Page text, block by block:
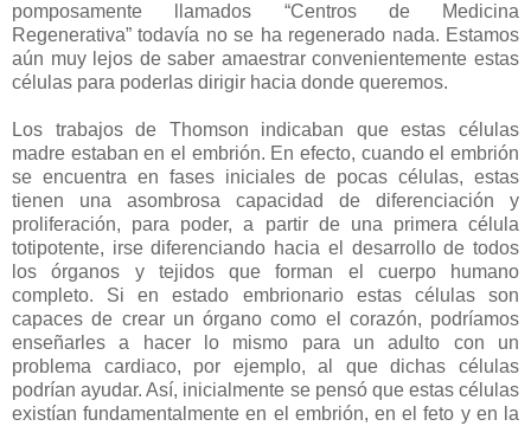
pomposamente llamados “Centros de Medicina
Regenerativa” todavía no se ha regenerado nada. Estamos
aún muy lejos de saber amaestrar convenientemente estas
células para poderlas dirigir hacia donde queremos.
Los trabajos de Thomson indicaban que estas células
madre estaban en el embrión. En efecto, cuando el embrión
se encuentra en fases iniciales de pocas células, estas
tienen una asombrosa capacidad de diferenciación y
proliferación, para poder, a partir de una primera célula
totipotente, irse diferenciando hacia el desarrollo de todos
los órganos y tejidos que forman el cuerpo humano
completo. Si en estado embrionario estas células son
capaces de crear un órgano como el corazón, podríamos
enseñarles a hacer lo mismo para un adulto con un
problema cardiaco, por ejemplo, al que dichas células
podrían ayudar. Así, inicialmente se pensó que estas células
existían fundamentalmente en el embrión, en el feto y en la